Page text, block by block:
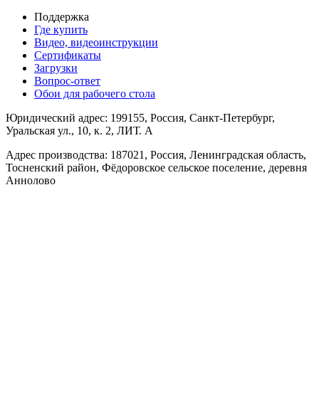
Поддержка
Где купить
Видео, видеоинструкции
Сертификаты
Загрузки
Вопрос-ответ
Обои для рабочего стола
Юридический адрес: 199155, Россия, Санкт-Петербург,
Уральская ул., 10, к. 2, ЛИТ. А
Адрес производства: 187021, Россия, Ленинградская область,
Тосненский район, Фёдоровское сельское поселение, деревня
Аннолово